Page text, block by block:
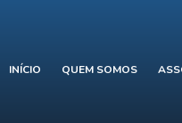
INÍCIO QUEM SOMOS